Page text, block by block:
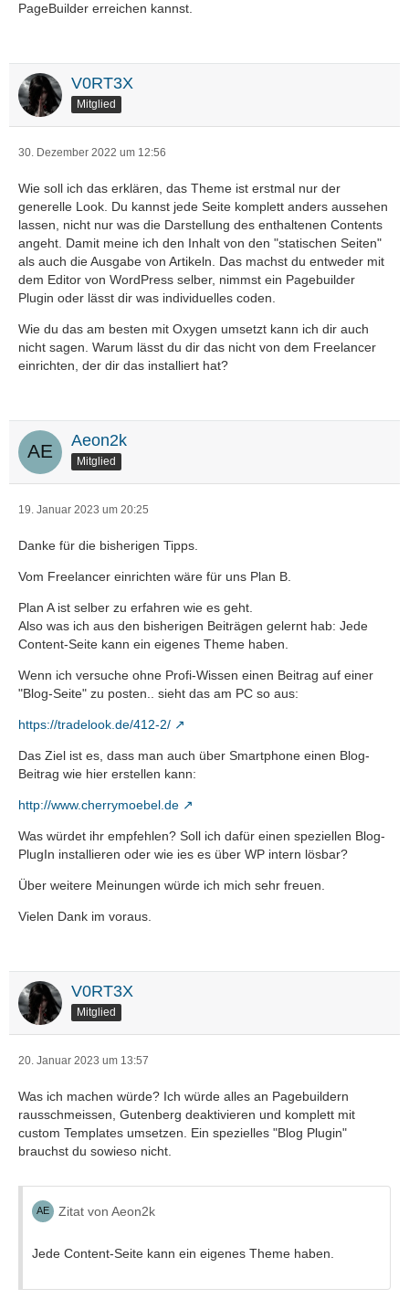
PageBuilder erreichen kannst.
V0RT3X
Mitglied
30. Dezember 2022 um 12:56
Wie soll ich das erklären, das Theme ist erstmal nur der
generelle Look. Du kannst jede Seite komplett anders aussehen
lassen, nicht nur was die Darstellung des enthaltenen Contents
angeht. Damit meine ich den Inhalt von den "statischen Seiten"
als auch die Ausgabe von Artikeln. Das machst du entweder mit
dem Editor von WordPress selber, nimmst ein Pagebuilder
Plugin oder lässt dir was individuelles coden.
Wie du das am besten mit Oxygen umsetzt kann ich dir auch
nicht sagen. Warum lässt du dir das nicht von dem Freelancer
einrichten, der dir das installiert hat?
Aeon2k
Mitglied
19. Januar 2023 um 20:25
Danke für die bisherigen Tipps.
Vom Freelancer einrichten wäre für uns Plan B.
Plan A ist selber zu erfahren wie es geht.
Also was ich aus den bisherigen Beiträgen gelernt hab: Jede
Content-Seite kann ein eigenes Theme haben.
Wenn ich versuche ohne Profi-Wissen einen Beitrag auf einer
"Blog-Seite" zu posten.. sieht das am PC so aus:
https://tradelook.de/412-2/
Das Ziel ist es, dass man auch über Smartphone einen Blog-
Beitrag wie hier erstellen kann:
http://www.cherrymoebel.de
Was würdet ihr empfehlen? Soll ich dafür einen speziellen Blog-
PlugIn installieren oder wie ies es über WP intern lösbar?
Über weitere Meinungen würde ich mich sehr freuen.
Vielen Dank im voraus.
V0RT3X
Mitglied
20. Januar 2023 um 13:57
Was ich machen würde? Ich würde alles an Pagebuildern
rausschmeissen, Gutenberg deaktivieren und komplett mit
custom Templates umsetzen. Ein spezielles "Blog Plugin"
brauchst du sowieso nicht.
Zitat von Aeon2k
Jede Content-Seite kann ein eigenes Theme haben.